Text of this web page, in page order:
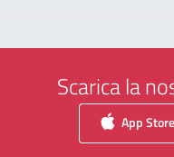
Scarica la
App Store